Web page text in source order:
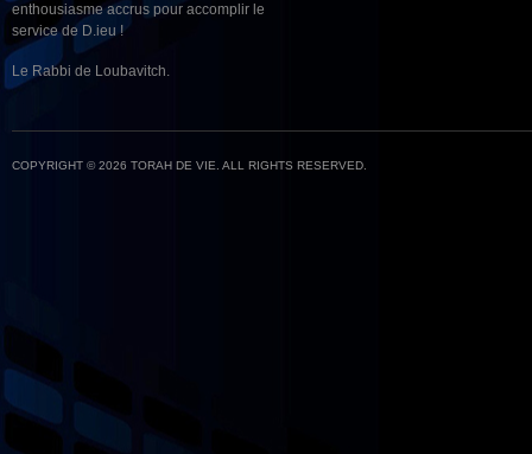
enthousiasme accrus pour accomplir le
service de D.ieu !
Le Rabbi de Loubavitch.
COPYRIGHT © 2026 TORAH DE VIE. ALL RIGHTS RESERVED.